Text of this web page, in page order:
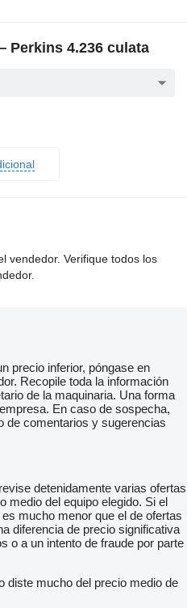
4.236 culata
vendedor. Verifique todos los
precio inferior, póngase en
Recopile toda la información
de la maquinaria. Una forma
En caso de sospecha,
de comentarios y sugerencias
detenidamente varias ofertas
medio del equipo elegido. Si el
mucho menor que el de ofertas
diferencia de precio significativa
o a un intento de fraude por parte
diste mucho del precio medio de